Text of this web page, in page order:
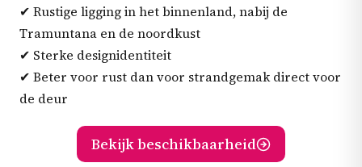
✔ Rustige ligging in het binnenland, nabij de
Tramuntana en de noordkust
✔ Sterke designidentiteit
✔ Beter voor rust dan voor strandgemak direct voor
de deur
Bekijk beschikbaarheid